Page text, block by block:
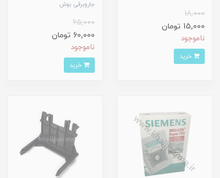
18,000
15,000 تومان
ناموجود
جاروبرقی بوش
65,000
60,000 تومان
ناموجود